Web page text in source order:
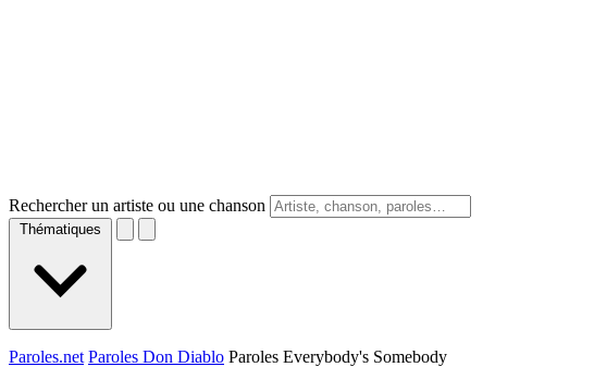
Rechercher un artiste ou une chanson
Thématiques
Paroles.net Paroles Don Diablo Paroles Everybody's Somebody